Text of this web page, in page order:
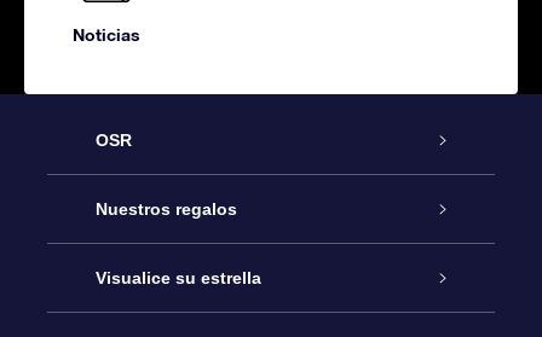
Noticias
OSR
Atención
Contáctanos
Nuestros regalos
Regalo Estrella Online
Visualice su estrella